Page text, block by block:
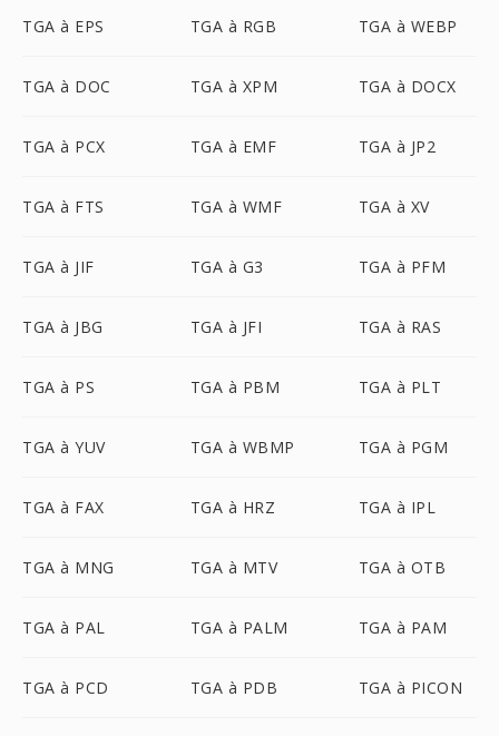
TGA à EPS TGA à RGB TGA à WEBP
TGA à DOC TGA à XPM TGA à DOCX
TGA à PCX TGA à EMF TGA à JP2
TGA à FTS TGA à WMF TGA à XV
TGA à JIF TGA à G3 TGA à PFM
TGA à JBG TGA à JFI TGA à RAS
TGA à PS TGA à PBM TGA à PLT
TGA à YUV TGA à WBMP TGA à PGM
TGA à FAX TGA à HRZ TGA à IPL
TGA à MNG TGA à MTV TGA à OTB
TGA à PAL TGA à PALM TGA à PAM
TGA à PCD TGA à PDB TGA à PICON